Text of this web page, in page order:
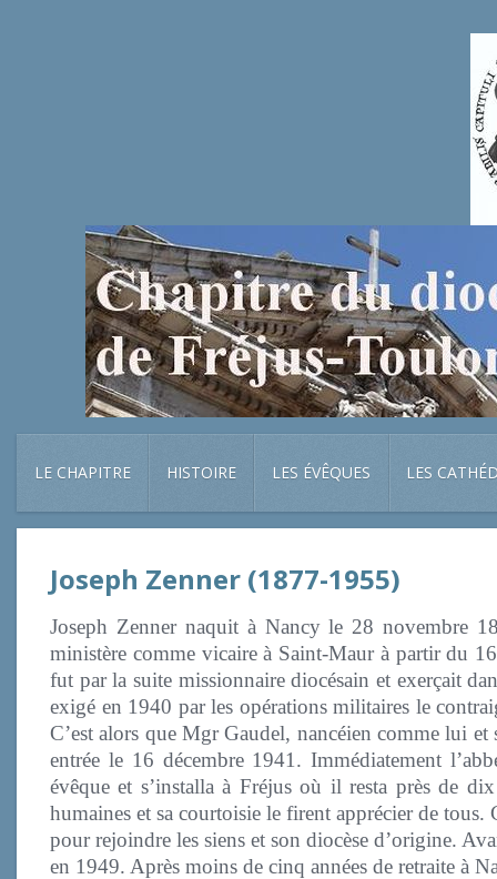
LE CHAPITRE HISTOIRE LES ÉVÊQUES LES
Joseph Zenner (1877-1955)
Joseph Zenner naquit à Nancy le 28 novembre
ministère comme vicaire à Saint-Maur à partir du
fut par la suite missionnaire diocésain et exerçait
exigé en 1940 par les opérations militaires le
C’est alors que Mgr Gaudel, nancéien comme lui
entrée le 16 décembre 1941. Immédiatement
évêque et s’installa à Fréjus où il resta près de
humaines et sa courtoisie le firent apprécier de
pour rejoindre les siens et son diocèse d’origine.
en 1949. Après moins de cinq années de retraite à